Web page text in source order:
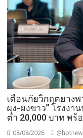
เตือนภัยวิกฤตยาง
ผง-ผงขาว” โรงง
ต่ำ 20,000 บาท พ
08/08/2026